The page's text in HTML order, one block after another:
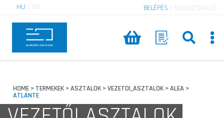
HU EN BELÉPÉS REGISZTRÁCIÓ
HOME > TERMEKEK >ASZTALOK >VEZETOI_ASZTALOK >ALEA >
ATLANTE